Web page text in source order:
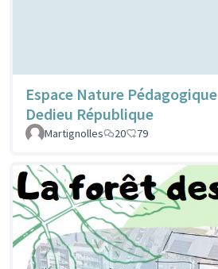
Espace Nature Pédagogique
Dedieu République
Martignolles
20 79